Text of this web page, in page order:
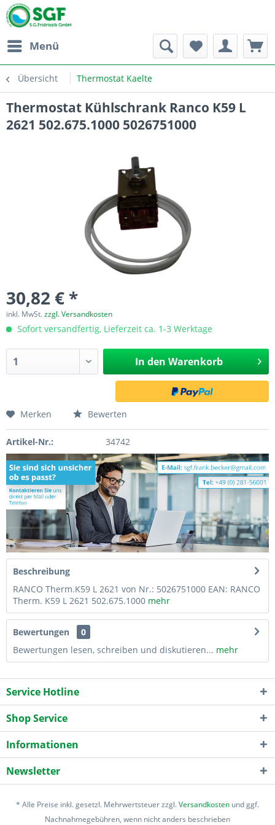
Menü
Übersicht Thermostat Kaelte
Thermostat Kühlschrank Ranco K59 L
2621 502.675.1000 5026751000
30,82 € *
inkl. MwSt.zzgl. Versandkosten
Sofort versandfertig, Lieferzeit ca. 1-3 Werktage
In den Warenkorb
Merken Bewerten
Artikel-Nr.: 34742
Beschreibung
RANCO Therm.K59 L 2621 von Nr.: 5026751000 EAN: RANCO
Therm. K59 L 2621 502.675.1000 mehr
Bewertungen
0
Bewertungen lesen, schreiben und diskutieren... mehr
Service Hotline
Shop Service
Informationen
Newsletter
* Alle Preise inkl. gesetzl. Mehrwertsteuer zzgl.Versandkosten und ggf.
Nachnahmegebühren, wenn nicht anders beschrieben